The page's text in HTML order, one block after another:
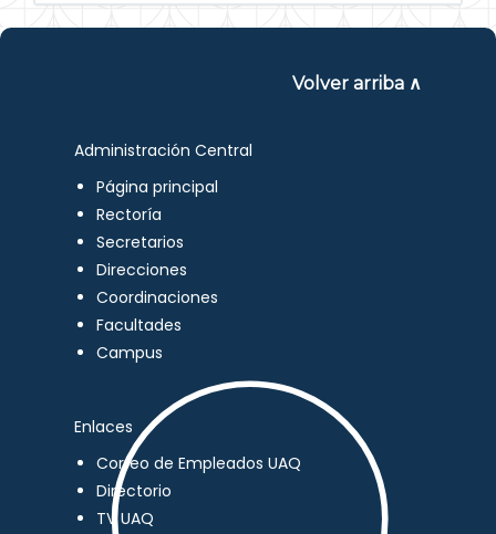
Volver arriba ∧
Administración Central
Página principal
Rectoría
Secretarios
Direcciones
Coordinaciones
Facultades
Campus
Enlaces
Correo de Empleados UAQ
Directorio
TV UAQ